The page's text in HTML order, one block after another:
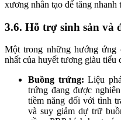
xương nhân tạo để tăng nhanh
3.6. Hỗ trợ sinh sản và
Một trong những hướng ứng
nhất của huyết tương giàu tiểu
Buồng trứng: Liệu
trứng đang được
tiềm năng đối với tình
và suy giảm dự trữ